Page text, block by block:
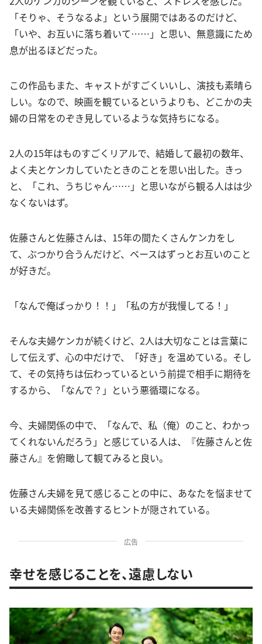
「そりゃ、そうなるよ」という展開ではあるのだけど、
「いや、お互いに落ち着いて……」と思い、無意識にため
息が出るほどだった。
この作品もまた、キャストがすごくいいし、演技も素晴ら
しい。なので、映画を観ているというよりも、どこかの夫
婦の日常をのぞき見しているような気持ちになる。
2人の15年はものすごくリアルで、結婚して最初の数年、
よく夫とケンカしていたときのことを思い出した。きっ
と、「これ、うちじゃん……」と思いながら観る人はは少
なくないはず。
佐藤さんと佐藤さんは、15年の間たくさんケンカをし
て、ぶつかり合うんだけど、ベースはずっとお互いのこと
が好きだ。
「なんで俺ばっかり！！」「私の方が我慢してる！」
そんな夫婦ケンカが続くけど、2人は大切なことは言葉に
して伝えず、心の中だけで、「好き」を温めている。そし
て、その気持ちは伝わっているという前提で相手に期待を
するから、「なんで？」という悪循環になる。
今、夫婦関係の中で、「なんで、私（俺）のこと、わかっ
てくれないんだろう」と感じている人は、『佐藤さんと佐
藤さん』を俯瞰して観てみると良い。
佐藤さん夫婦を見て感じることの中に、あなたを悩ませて
いる夫婦関係を改善するヒントが隠されている。
広告
幸せを感じることを、遠慮しない